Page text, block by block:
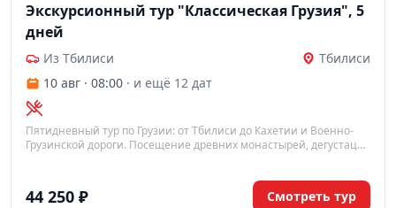
Экскурсионный тур "Классическая Грузия", 5
дней
Из Тбилиси
Тбилиси
10 авг · 08:00 · и ещё 12 дат
Пятидневный тур по Грузии: от Тбилиси до Кахетии и Военно-
Грузинской дороги. Посещение древних монастырей, дегустация
44 250 ₽ Смотреть тур